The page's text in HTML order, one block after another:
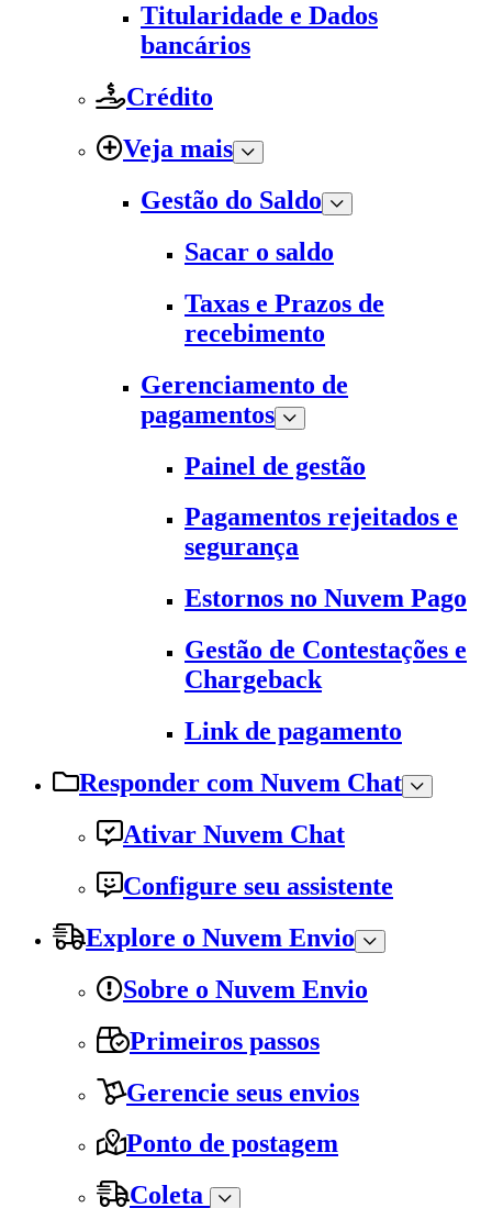
Titularidade e Dados
bancários
Crédito
Veja mais
Gestão do Saldo
Sacar o saldo
Taxas e Prazos de
recebimento
Gerenciamento de
pagamentos
Painel de gestão
Pagamentos rejeitados e
segurança
Estornos no Nuvem Pago
Gestão de Contestações e
Chargeback
Link de pagamento
Responder com Nuvem Chat
Ativar Nuvem Chat
Configure seu assistente
Explore o Nuvem Envio
Sobre o Nuvem Envio
Primeiros passos
Gerencie seus envios
Ponto de postagem
Coleta